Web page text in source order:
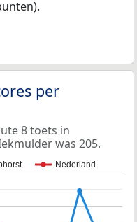
per
8 toets in
was 205.
Nederland